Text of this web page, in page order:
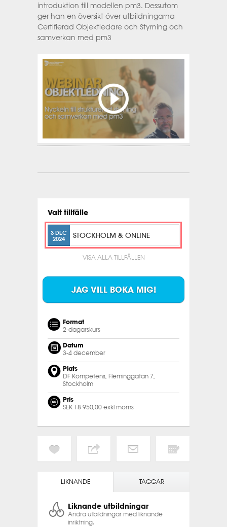
introduktion till modellen pm3. Dessutom
ger han en översikt över utbildningarna
Certifierad Objektledare och Styrning och
samverkan med pm3
Valt tillfälle
3 DEC
2024
STOCKHOLM & ONLINE
VISA ALLA TILLFÄLLEN
JAG VILL BOKA MIG!
Format
2-dagarskurs
Datum
3-4 december
Plats
DF Kompetens, Fleminggatan 7,
Stockholm
Pris
SEK 18 950,00 exkl moms
LIKNANDE TAGGAR
Liknande utbildningar
Andra utbildningar med liknande
inriktning.